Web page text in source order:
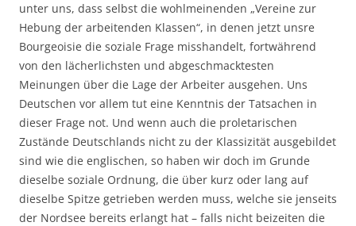
unter uns, dass selbst die wohlmeinenden „Vereine zur
Hebung der arbeitenden Klassen“, in denen jetzt unsre
Bourgeoisie die soziale Frage misshandelt, fortwährend
von den lächerlichsten und abgeschmacktesten
Meinungen über die Lage der Arbeiter ausgehen. Uns
Deutschen vor allem tut eine Kenntnis der Tatsachen in
dieser Frage not. Und wenn auch die proletarischen
Zustände Deutschlands nicht zu der Klassizität ausgebildet
sind wie die englischen, so haben wir doch im Grunde
dieselbe soziale Ordnung, die über kurz oder lang auf
dieselbe Spitze getrieben werden muss, welche sie jenseits
der Nordsee bereits erlangt hat – falls nicht beizeiten die